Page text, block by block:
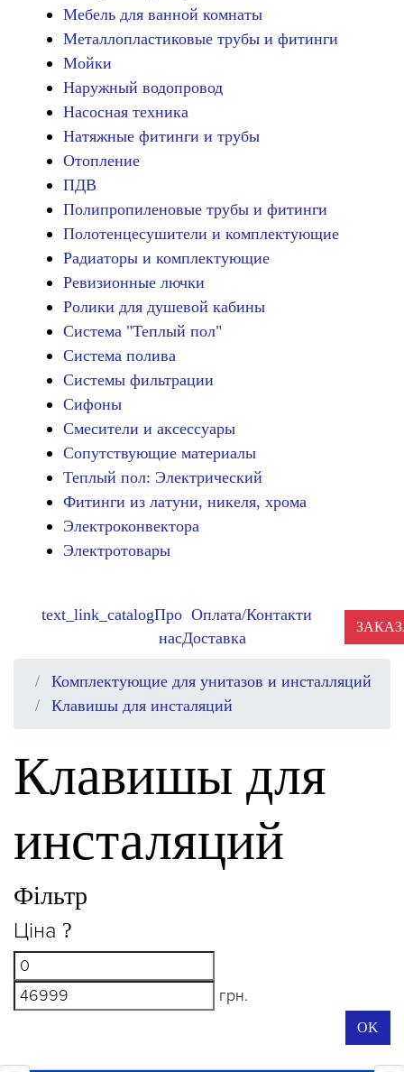
Мебель для ванной комнаты
Металлопластиковые трубы и фитинги
Мойки
Наружный водопровод
Насосная техника
Натяжные фитинги и трубы
Отопление
ПДВ
Полипропиленовые трубы и фитинги
Полотенцесушители и комплектующие
Радиаторы и комплектующие
Ревизионные лючки
Ролики для душевой кабины
Система "Теплый пол"
Система полива
Системы фильтрации
Сифоны
Смесители и аксессуары
Сопутствующие материалы
Теплый пол: Электрический
Фитинги из латуни, никеля, хрома
Электроконвектора
Электротовары
text_link_catalogПро
нас
Оплата/
Доставка
Контакти
Комплектующие для унитазов и инсталляций
Клавишы для инсталяций
Клавишы для
инсталяций
Фільтр
Ціна ?
грн.
OK